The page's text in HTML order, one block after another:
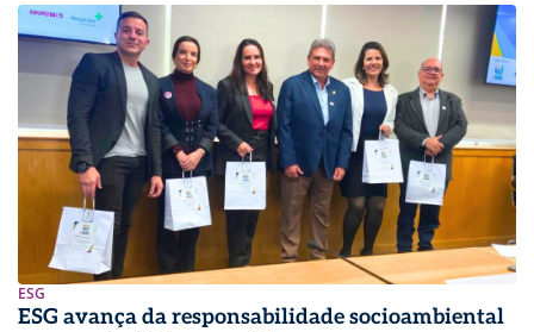
ESG
ESG avança da responsabilidade socioambiental